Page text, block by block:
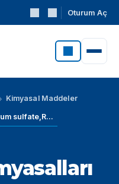
Oturum Aç
Kimyasal Maddeler
Aluminum sulfate,RE - Pure (CAS No: 7784-31-8)